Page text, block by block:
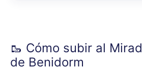
🥾 Cómo subir al
de Benidorm